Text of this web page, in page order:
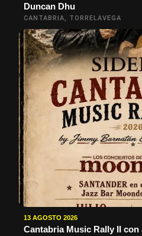
Duncan Dhu
CANTABRIA, TORRELAVEGA
13 AGOSTO 2026
Cantabria Music Rally II